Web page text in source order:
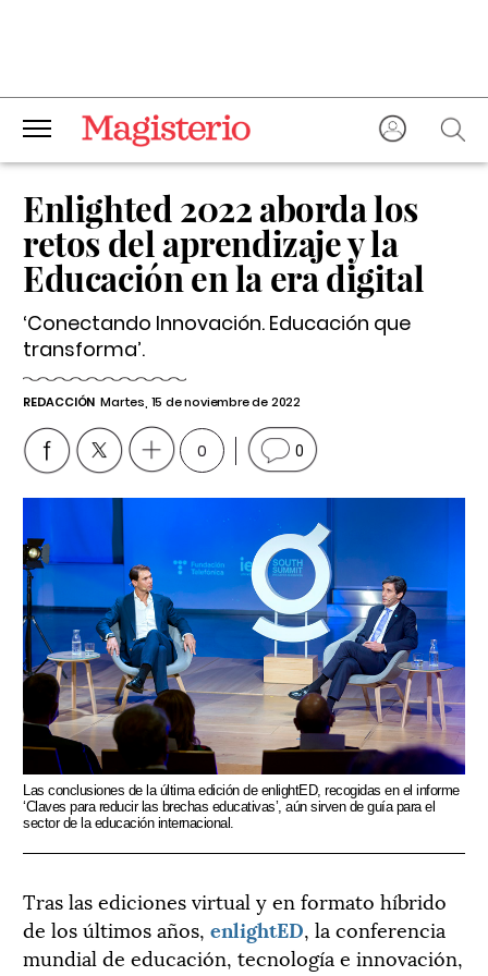
Enlighted 2022 aborda los
retos del aprendizaje y la
Educación en la era digital
‘Conectando Innovación. Educación que
transforma’.
REDACCIÓN Martes, 15 de noviembre de 2022
0 0
Las conclusiones de la última edición de enlightED, recogidas en el informe
‘Claves para reducir las brechas educativas’, aún sirven de guía para el
sector de la educación internacional.
Tras las ediciones virtual y en formato híbrido
de los últimos años, enlightED, la conferencia
mundial de educación, tecnología e innovación,